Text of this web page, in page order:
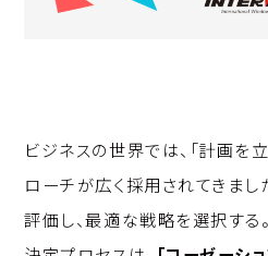
ビジネスの世界では、「計画を
ローチが広く採用されてきまし
評価し、最適な戦略を選択する